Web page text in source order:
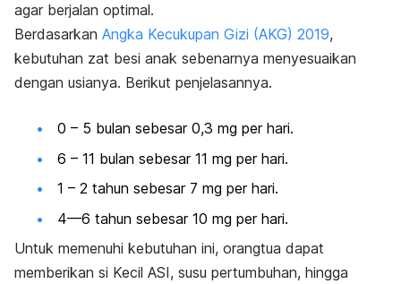
agar berjalan optimal.
Berdasarkan Angka Kecukupan Gizi (AKG) 2019,
kebutuhan zat besi anak sebenarnya menyesuaikan
dengan usianya. Berikut penjelasannya.
0 – 5 bulan sebesar 0,3 mg per hari.
6 – 11 bulan sebesar 11 mg per hari.
1 – 2 tahun sebesar 7 mg per hari.
4—6 tahun sebesar 10 mg per hari.
Untuk memenuhi kebutuhan ini, orangtua dapat
memberikan si Kecil ASI, susu pertumbuhan, hingga